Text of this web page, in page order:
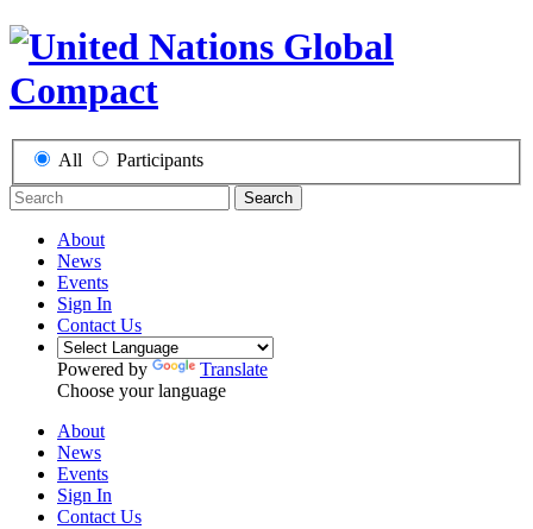
All Participants
Search
About
News
Events
Sign In
Contact Us
Powered by
Translate
Choose your language
About
News
Events
Sign In
Contact Us